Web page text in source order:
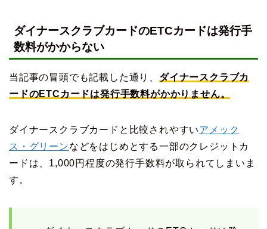
ダイナースクラブカードのETCカードは発行手
数料がかからない
当記事の冒頭でも記載した通り、 ダイナースクラブカ
ードのETCカードは発行手数料がかかりません。
ダイナースクラブカードと比較されやすいアメック
ス・グリーンなどをはじめとする一部のクレジットカ
ードは、1,000円程度の発行手数料が取られてしまいま
す。